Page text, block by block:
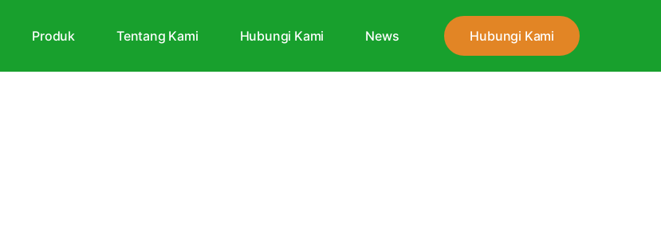
Produk Tentang Kami Hubungi Kami News Hubungi Kami